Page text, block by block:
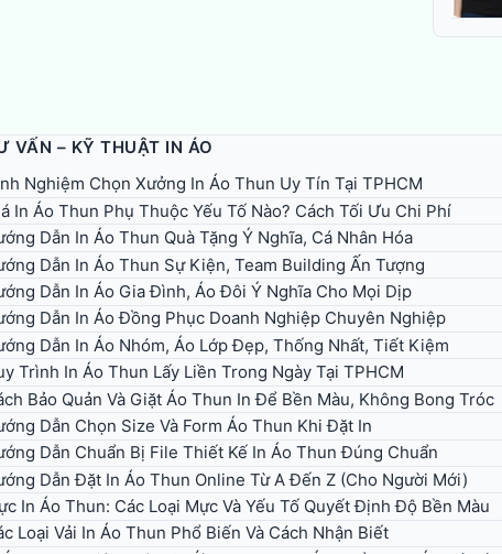
VẤN – KỸ THUẬT IN ÁO
Nghiệm Chọn Xưởng In Áo Thun Uy Tín Tại TPHCM
In Áo Thun Phụ Thuộc Yếu Tố Nào? Cách Tối Ưu Chi Phí
Dẫn In Áo Thun Quà Tặng Ý Nghĩa, Cá Nhân Hóa
Dẫn In Áo Thun Sự Kiện, Team Building Ấn Tượng
Dẫn In Áo Gia Đình, Áo Đôi Ý Nghĩa Cho Mọi Dịp
Dẫn In Áo Đồng Phục Doanh Nghiệp Chuyên Nghiệp
Dẫn In Áo Nhóm, Áo Lớp Đẹp, Thống Nhất, Tiết Kiệm
Trình In Áo Thun Lấy Liền Trong Ngày Tại TPHCM
Bảo Quản Và Giặt Áo Thun In Để Bền Màu, Không Bong Tróc
Dẫn Chọn Size Và Form Áo Thun Khi Đặt In
Dẫn Chuẩn Bị File Thiết Kế In Áo Thun Đúng Chuẩn
Dẫn Đặt In Áo Thun Online Từ A Đến Z (Cho Người Mới)
In Áo Thun: Các Loại Mực Và Yếu Tố Quyết Định Độ Bền Màu
Loại Vải In Áo Thun Phổ Biến Và Cách Nhận Biết